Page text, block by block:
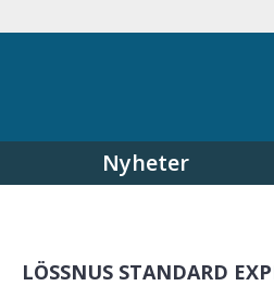
Nyheter
LÖSSNUS STANDARD